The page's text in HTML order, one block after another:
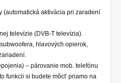
(automatická aktivácia pri zaradení
televízie (DVB-T televízia).
hlavových opierok,
– párovanie mob. telefónu
funkcii si budete môcť priamo na